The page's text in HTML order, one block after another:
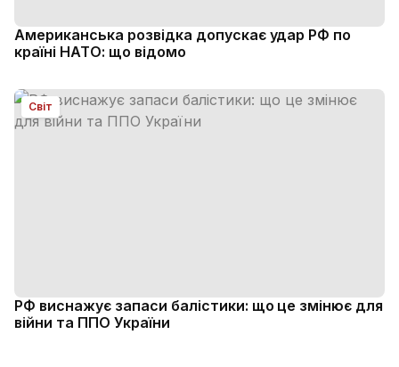
Американська розвідка допускає удар РФ по
країні НАТО: що відомо
Світ
РФ виснажує запаси балістики: що це змінює для
війни та ППО України